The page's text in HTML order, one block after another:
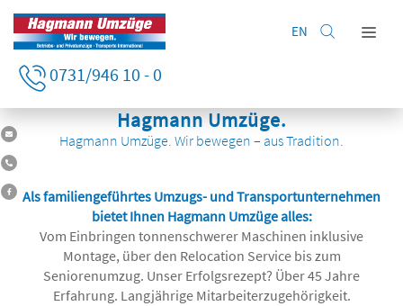
EN
0731/946 10 - 0
Home
Lagerung
Unternehmen
Kontakt
Hagmann Umzüge.
Hagmann Umzüge. Wir bewegen – aus Tradition.
Als familiengeführtes Umzugs- und Transportunternehmen
bietet Ihnen Hagmann Umzüge alles:
Vom Einbringen tonnenschwerer Maschinen inklusive
Montage, über den Relocation Service bis zum
Seniorenumzug. Unser Erfolgsrezept? Über 45 Jahre
Erfahrung. Langjährige Mitarbeiterzugehörigkeit.